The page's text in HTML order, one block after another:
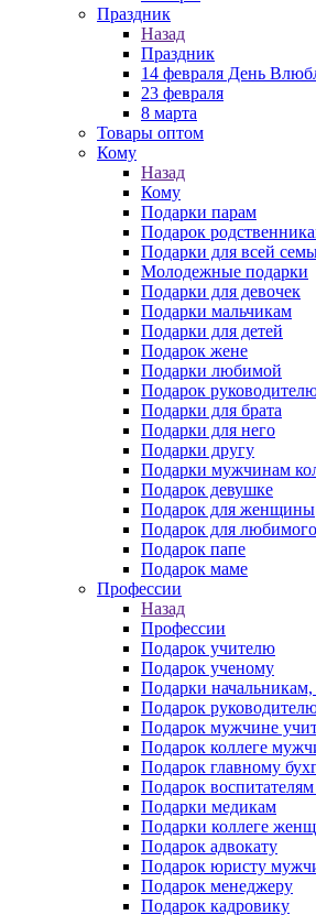
Праздник
Назад
Праздник
14 февраля День
23 февраля
8 марта
Товары оптом
Кому
Назад
Кому
Подарки парам
Подарок
Подарки для всей
Молодежные подарки
Подарки для девочек
Подарки мальчикам
Подарки для детей
Подарок жене
Подарки любимой
Подарок
Подарки для брата
Подарки для него
Подарки другу
Подарки мужчинам
Подарок девушке
Подарок для женщины
Подарок для любимого
Подарок папе
Подарок маме
Профессии
Назад
Профессии
Подарок учителю
Подарок ученому
Подарки начальникам,
Подарок
Подарок мужчине
Подарок коллеге
Подарок главному
Подарок
Подарки медикам
Подарки коллеге
Подарок адвокату
Подарок юристу
Подарок менеджеру
Подарок кадровику